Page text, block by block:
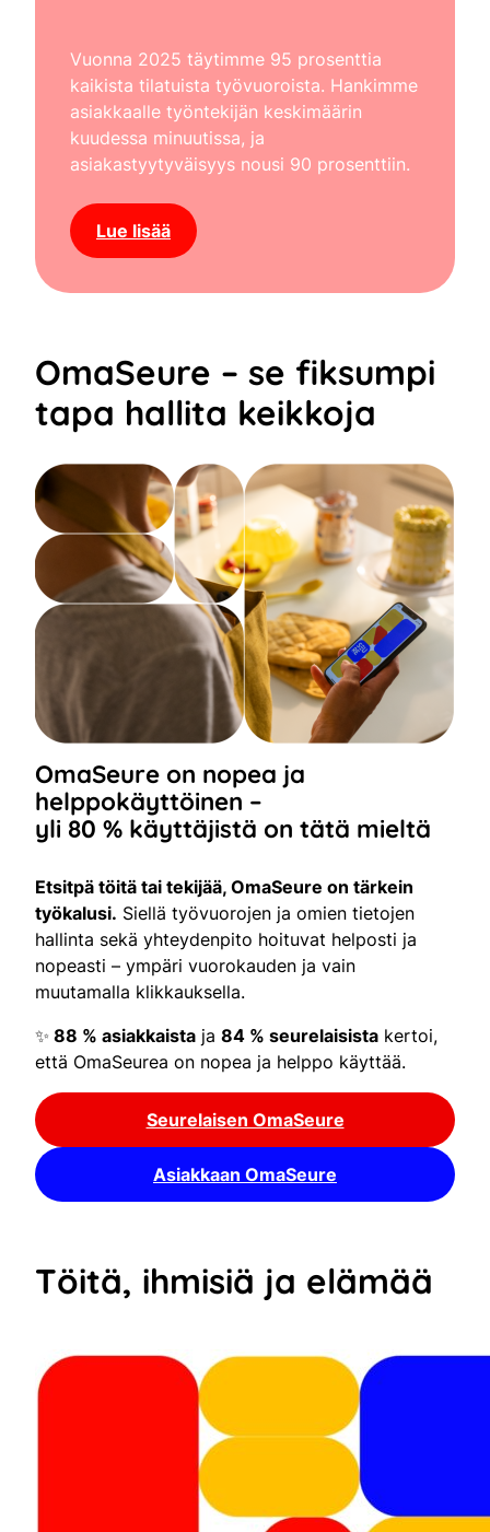
Vuonna 2025 täytimme 95 prosenttia
kaikista tilatuista työvuoroista. Hankimme
asiakkaalle työntekijän keskimäärin
kuudessa minuutissa, ja
asiakastyytyväisyys nousi 90 prosenttiin.
Lue lisää
OmaSeure – se fiksumpi
tapa hallita keikkoja
OmaSeure on nopea ja
helppokäyttöinen –
yli 80 % käyttäjistä on tätä mieltä
Etsitpä töitä tai tekijää, OmaSeure on tärkein
työkalusi. Siellä työvuorojen ja omien tietojen
hallinta sekä yhteydenpito hoituvat helposti ja
nopeasti – ympäri vuorokauden ja vain
muutamalla klikkauksella.
✨ 88 % asiakkaista ja 84 % seurelaisista kertoi,
että OmaSeurea on nopea ja helppo käyttää.
Seurelaisen OmaSeure
Asiakkaan OmaSeure
Töitä, ihmisiä ja elämää